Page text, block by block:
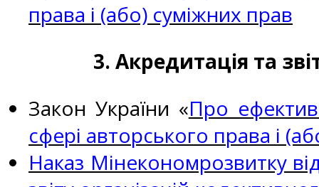
права і (або) суміжних прав
3. Акредитація та
Закон України «Про
сфері авторського права і
Наказ Мінекономрозвитку